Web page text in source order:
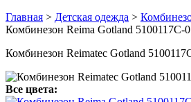
Главная > Детская одежда >
Комбинезон Reima Gotland 5100117C-
Комбинезон Reimatec Gotland
Все цвета: